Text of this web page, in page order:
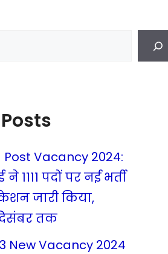
Post Vacancy 2024:
ने 1111 पदों पर नई भर्ती
जारी किया,
तक
New Vacancy 2024